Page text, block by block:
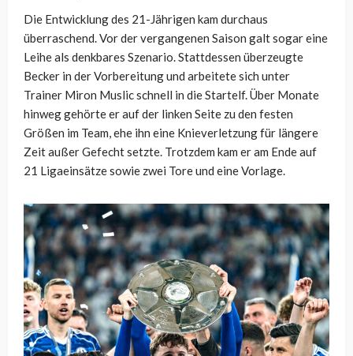
Die Entwicklung des 21-Jährigen kam durchaus
überraschend. Vor der vergangenen Saison galt sogar eine
Leihe als denkbares Szenario. Stattdessen überzeugte
Becker in der Vorbereitung und arbeitete sich unter
Trainer Miron Muslic schnell in die Startelf. Über Monate
hinweg gehörte er auf der linken Seite zu den festen
Größen im Team, ehe ihn eine Knieverletzung für längere
Zeit außer Gefecht setzte. Trotzdem kam er am Ende auf
21 Ligaeinsätze sowie zwei Tore und eine Vorlage.